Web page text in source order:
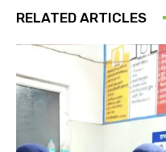
RELATED ARTICLES